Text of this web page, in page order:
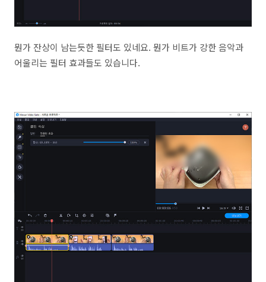
뭔가 잔상이 남는듯한 필터도 있네요. 뭔가 비트가 강한 음악과
어울리는 필터 효과들도 있습니다.